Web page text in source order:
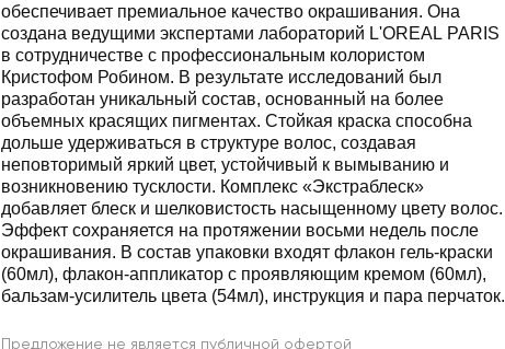
обеспечивает премиальное качество окрашивания. Она
создана ведущими экспертами лабораторий L'OREAL PARIS
в сотрудничестве с профессиональным колористом
Кристофом Робином. В результате исследований был
разработан уникальный состав, основанный на более
объемных красящих пигментах. Стойкая краска способна
дольше удерживаться в структуре волос, создавая
неповторимый яркий цвет, устойчивый к вымыванию и
возникновению тусклости. Комплекс «Экстраблеск»
добавляет блеск и шелковистость насыщенному цвету волос.
Эффект сохраняется на протяжении восьми недель после
окрашивания. В состав упаковки входят флакон гель-краски
(60мл), флакон-аппликатор с проявляющим кремом (60мл),
бальзам-усилитель цвета (54мл), инструкция и пара перчаток.
Предложение не является публичной офертой